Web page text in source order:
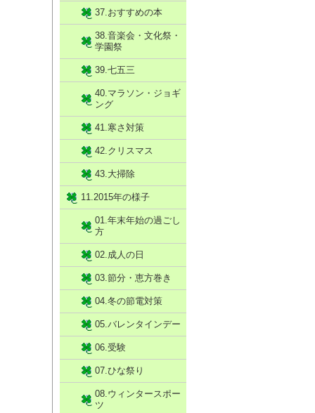
37.おすすめの本
38.音楽会・文化祭・
学園祭
39.七五三
40.マラソン・ジョギ
ング
41.寒さ対策
42.クリスマス
43.大掃除
11.2015年の様子
01.年末年始の過ごし
方
02.成人の日
03.節分・恵方巻き
04.冬の節電対策
05.バレンタインデー
06.受験
07.ひな祭り
08.ウィンタースポー
ツ